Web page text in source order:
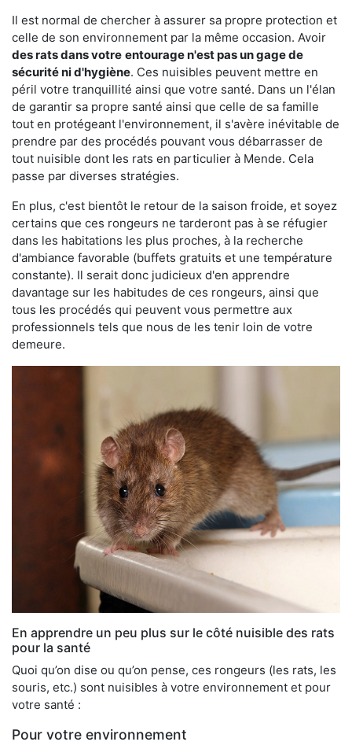
Il est normal de chercher à assurer sa propre protection et
celle de son environnement par la même occasion. Avoir
des rats dans votre entourage n'est pas un gage de
sécurité ni d'hygiène. Ces nuisibles peuvent mettre en
péril votre tranquillité ainsi que votre santé. Dans un l'élan
de garantir sa propre santé ainsi que celle de sa famille
tout en protégeant l'environnement, il s'avère inévitable de
prendre par des procédés pouvant vous débarrasser de
tout nuisible dont les rats en particulier à Mende. Cela
passe par diverses stratégies.
En plus, c'est bientôt le retour de la saison froide, et soyez
certains que ces rongeurs ne tarderont pas à se réfugier
dans les habitations les plus proches, à la recherche
d'ambiance favorable (buffets gratuits et une température
constante). Il serait donc judicieux d'en apprendre
davantage sur les habitudes de ces rongeurs, ainsi que
tous les procédés qui peuvent vous permettre aux
professionnels tels que nous de les tenir loin de votre
demeure.
En apprendre un peu plus sur le côté nuisible des rats
pour la santé
Quoi qu’on dise ou qu’on pense, ces rongeurs (les rats, les
souris, etc.) sont nuisibles à votre environnement et pour
votre santé :
Pour votre environnement